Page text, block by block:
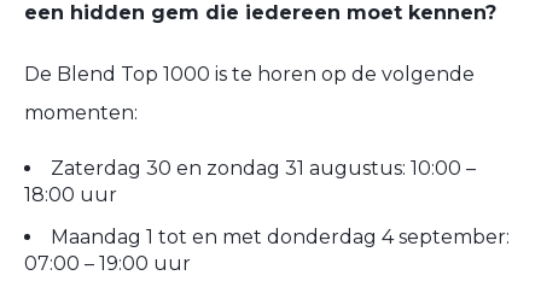
een hidden gem die iedereen moet kennen?
De Blend Top 1000 is te horen op de volgende
momenten:
Zaterdag 30 en zondag 31 augustus: 10:00 –
18:00 uur
Maandag 1 tot en met donderdag 4 september:
07:00 – 19:00 uur